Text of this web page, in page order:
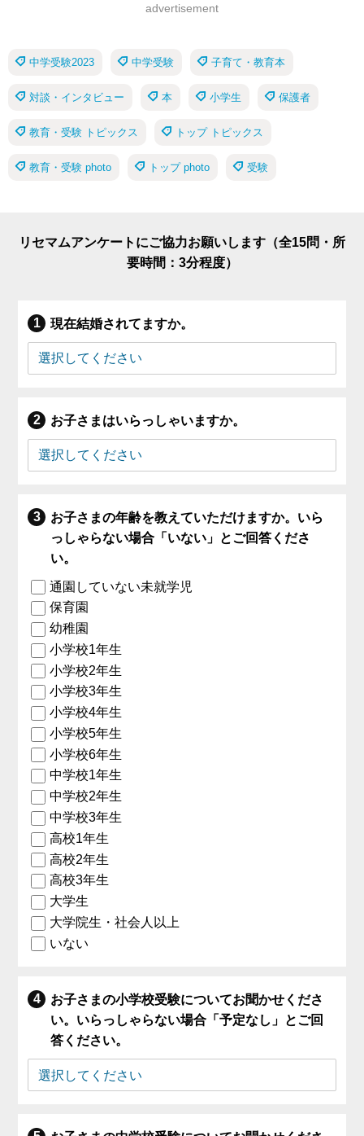
advertisement
中学受験2023 中学受験 子育て・教育本
対談・インタビュー 本 小学生 保護者
教育・受験 トピックス トップ トピックス
教育・受験 photo トップ photo 受験
リセマムアンケートにご協力お願いします（全15問・所
要時間：3分程度）
現在結婚されてますか。
お子さまはいらっしゃいますか。
お子さまの年齢を教えていただけますか。いら
っしゃらない場合「いない」とご回答くださ
い。
通園していない未就学児
保育園
幼稚園
小学校1年生
小学校2年生
小学校3年生
小学校4年生
小学校5年生
小学校6年生
中学校1年生
中学校2年生
中学校3年生
高校1年生
高校2年生
高校3年生
大学生
大学院生・社会人以上
いない
お子さまの小学校受験についてお聞かせくださ
い。いらっしゃらない場合「予定なし」とご回
答ください。